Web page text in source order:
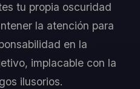
tu propia oscuridad
la atención para
en la
implacable con la
ilusorios.